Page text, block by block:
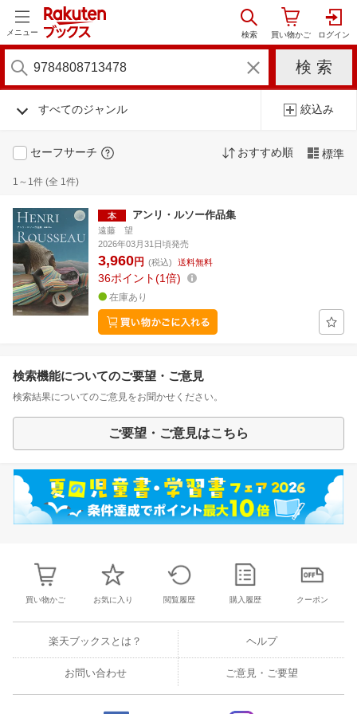
メニュー
すべてのジャンル 絞込み
セーフサーチ おすすめ順 標準
1～1件 (全 1件)
アンリ・ルソー作品集
遠藤 望
2026年03月31日頃発売
3,960円 (税込) 送料無料
36ポイント 1倍
在庫あり
検索機能についてのご要望・ご意見
検索結果についてのご意見をお聞かせください。
ご要望・ご意見はこちら
買い物かご お気に入り 閲覧履歴 購入履歴 クーポン
楽天ブックスとは？ ヘルプ
お問い合わせ ご意見・ご要望